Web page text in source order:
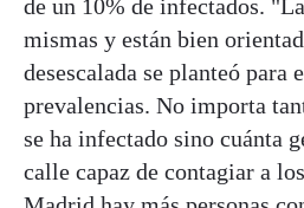
de un 10% de infectados.
mismas y están bien
desescalada se planteó para
prevalencias. No importa
se ha infectado sino cuánta
calle capaz de contagiar a